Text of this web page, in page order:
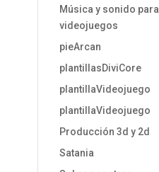
Música y sonido para
videojuegos
pieArcan
plantillasDiviCore
plantillaVideojuego
plantillaVideojuego
Producción 3d y 2d
Satania